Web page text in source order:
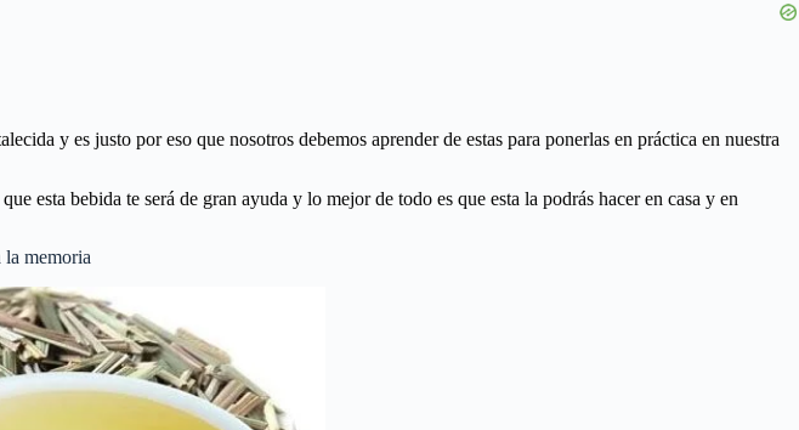
y es justo por eso que nosotros debemos aprender de estas para ponerlas en práctica en nuestra
esta bebida te será de gran ayuda y lo mejor de todo es que esta la podrás hacer en casa y en
la memoria